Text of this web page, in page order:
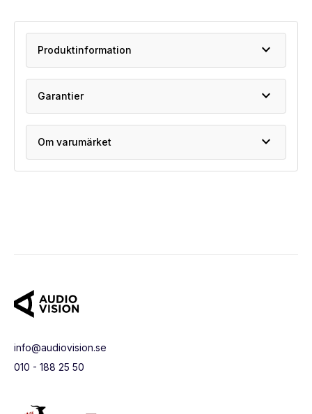
Produktinformation expand_more
Garantier expand_more
Om varumärket expand_more
info@audiovision.se
010 - 188 25 50